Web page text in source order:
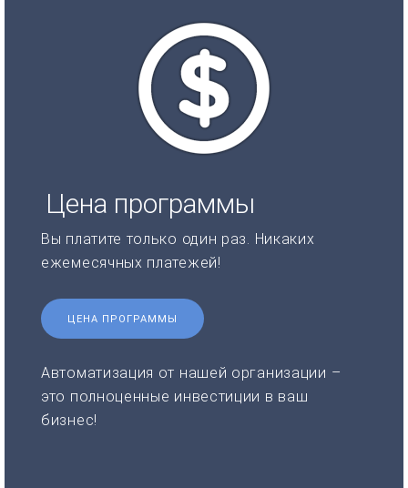
Цена программы
Вы платите только один раз. Никаких
ежемесячных платежей!
ЦЕНА ПРОГРАММЫ
Автоматизация от нашей организации –
это полноценные инвестиции в ваш
бизнес!